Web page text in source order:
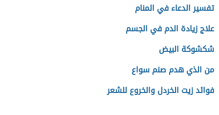
تفسير الدعاء في المنام
علاج زيادة الدم في الجسم
شكشوكة البيض
من الذي هدم صنم سواع
فوائد زيت الخردل والخروع للشعر